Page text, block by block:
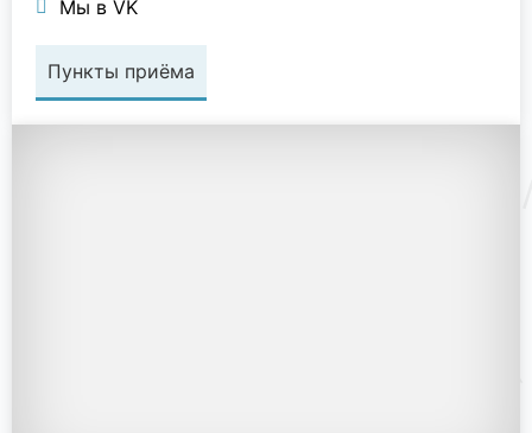
Мы в VK
Пункты приёма